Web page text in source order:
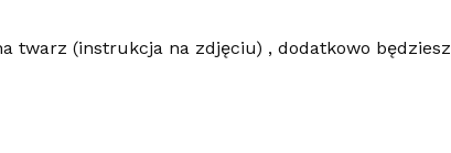
twarz (instrukcja na zdjęciu) , dodatkowo będziesz